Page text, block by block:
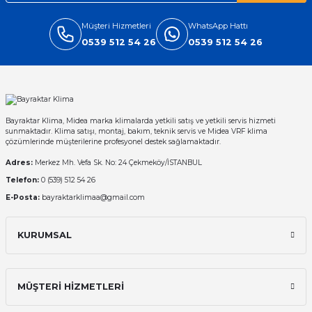
Müşteri Hizmetleri
0539 512 54 26
WhatsApp Hattı
0539 512 54 26
Bayraktar Klima, Midea marka klimalarda yetkili satış ve yetkili servis hizmeti
sunmaktadır. Klima satışı, montaj, bakım, teknik servis ve Midea VRF klima
çözümlerinde müşterilerine profesyonel destek sağlamaktadır.
Adres: Merkez Mh. Vefa Sk. No: 24 Çekmeköy/İSTANBUL
Telefon: 0 (539) 512 54 26
E-Posta: bayraktarklimaa@gmail.com
KURUMSAL
MÜŞTERİ HİZMETLERİ